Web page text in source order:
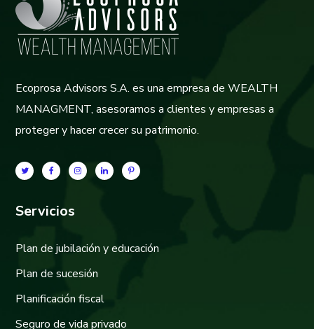
Ecoprosa Advisors S.A. es una empresa de WEALTH
MANAGMENT, asesoramos a clientes y empresas a
proteger y hacer crecer su patrimonio.
Servicios
Plan de jubilación y educación
Plan de sucesión
Planificación fiscal
Seguro de vida privado